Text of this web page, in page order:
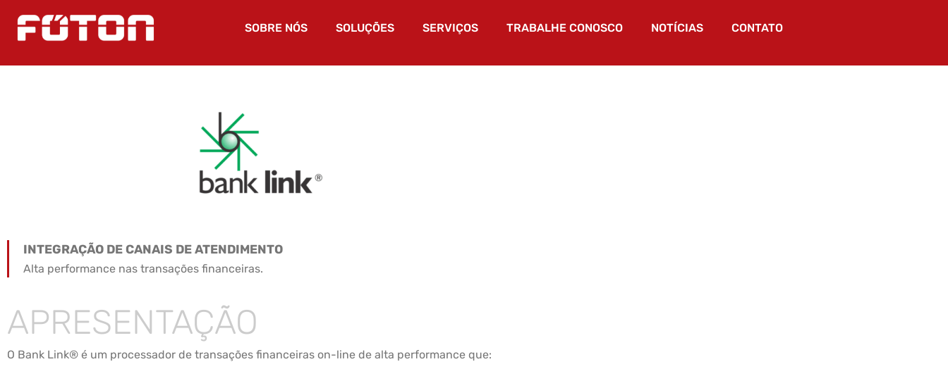
SOBRE NÓS SOLUÇÕES SERVIÇOS TRABALHE CONOSCO NOTÍCIAS CONTATO
INTEGRAÇÃO DE CANAIS DE ATENDIMENTO
Alta performance nas transações financeiras.
APRESENTAÇÃO
O Bank Link® é um processador de transações financeiras on-line de alta performance que: